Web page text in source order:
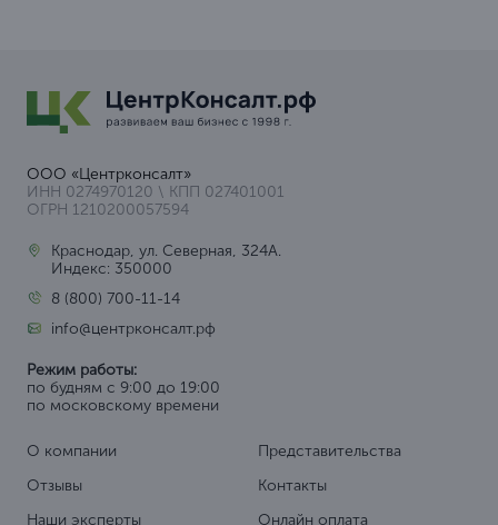
ООО «Центрконсалт»
ИНН 0274970120 \ КПП 027401001
ОГРН 1210200057594
Краснодар, ул. Северная, 324А.
Индекс: 350000
8 (800) 700-11-14
info@центрконсалт.рф
Режим работы:
по будням с 9:00 до 19:00
по московскому времени
О компании
Отзывы
Наши эксперты
Представительства
Контакты
Онлайн оплата